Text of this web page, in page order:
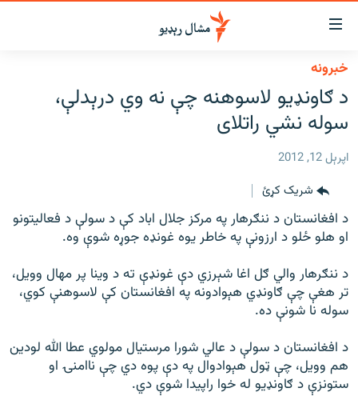
د
لاسرسي
ځای
عمومي
پاڼې
موضوع
ته
عمومي
کورپاڼې
ته
لاړ
شئ
لټون
ته
ورشئ
کور
لنډ خبرونه
پښتونخوا او قبایل
بلوچستان
پاکستان
افغانستان
ځانګړې مرکې، شننې
انځور او ویډیو
اوونیزې خپرونې
۱۴ ساعته راډیويي خپرونې
خبرونه
د ګاونډیو لاسوهنه چې نه وي درېدلې،
سوله نشي راتلای
اپرېل 12, 2012
شریک کړئ
د افغانستان د ننګرهار په مرکز جلال اباد کې د سولې د فعاليتونو
او هلو ځلو د ارزونې په خاطر يوه غونډه جوړه شوې وه.
د ننګرهار والي ګل اغا شېرزي دې غونډې ته د وينا پر مهال وويل،
تر هغې چې ګاونډي هېوادونه په افغانستان کې لاسوهنې کوي،
سوله نا شونې ده.
د افغانستان د سولې د عالي شورا مرستيال مولوي عطا الله لودين
هم وويل، چې ټول هېوادوال په دې پوه دي چې ناامنۍ او
ستونزې د ګاونډيو له خوا راپيدا شوې دي.